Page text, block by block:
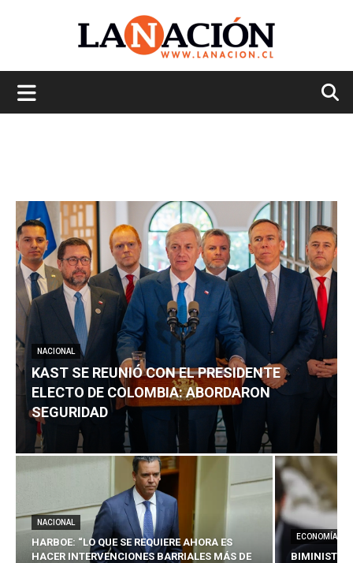
NACIONAL
KAST SE REUNIÓ CON EL PRESIDENTE
ELECTO DE COLOMBIA: ABORDARON
SEGURIDAD
NACIONAL
HARBOE: “LO QUE SE REQUIERE AHORA ES
HACER INTERVENCIONES BARRIALES MÁS DE
ECONOMÍA
BIMINISTRO